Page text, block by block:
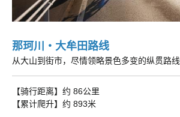
那珂川・大牟田路线
从大山到街市，尽情领略景色多变的纵贯路线
【骑行距离】约 86公里
【累计爬升】约 893米